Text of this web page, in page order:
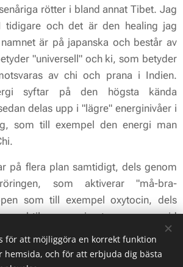
rötter i bland annat Tibet. Jag
tidigare och det är den healing jag
är på japanska och består av
"universell" och ki, som betyder
av chi och pranai Indien.
syftar på den högsta kända
delas upp i "lägre" energinivåer i
som till exempel den energi man
på flera plan samtidigt, dels genom
som aktiverar "må-bra-
som till exempel oxytocin, dels
subtila energisystem som vid
och akupressur. Likheter finns
som Hypnos-/Energiterapi, som går ut
för att möjliggöra en korrekt funktion
hemsida, och för att erbjuda dig bästa